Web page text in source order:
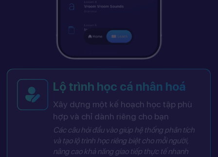
Lộ trình học cá nhân hoá
Xây dựng một kế hoạch học tập phù
hợp và chỉ dành riêng cho bạn
Các câu hỏi đầu vào giúp hệ thống phân tích
và tạo lộ trình học riêng biệt cho mỗi người,
nâng cao khả năng giao tiếp thực tế nhanh